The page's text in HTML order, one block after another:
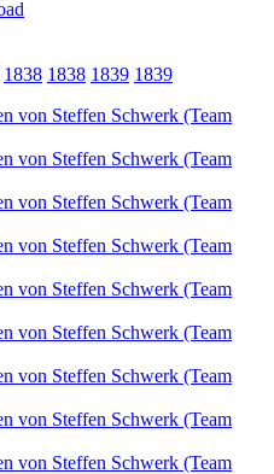
1838 1838 1839 1839